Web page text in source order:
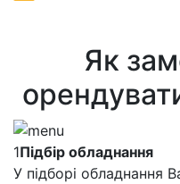
Як
1Підбір обладнання
У підборі обладнання